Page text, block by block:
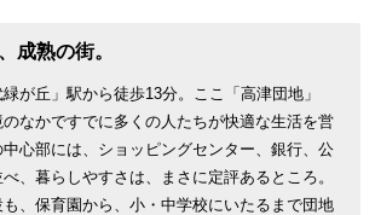
成熟の街。
が丘」駅から徒歩13分。ここ「高津団地」
なかですでに多くの人たちが快適な生活を営
心部には、ショッピングセンター、銀行、公
、暮らしやすさは、まさに定評あるところ。
、保育園から、小・中学校にいたるまで団地